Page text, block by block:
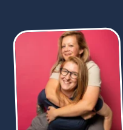
4 minutes
Les
jamais tolérer